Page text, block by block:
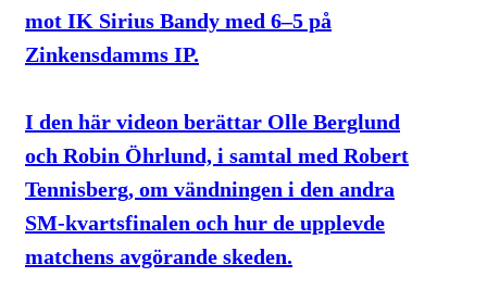
mot IK Sirius Bandy med 6–5 på
Zinkensdamms IP.
I den här videon berättar Olle Berglund
och Robin Öhrlund, i samtal med Robert
Tennisberg, om vändningen i den andra
SM-kvartsfinalen och hur de upplevde
matchens avgörande skeden.